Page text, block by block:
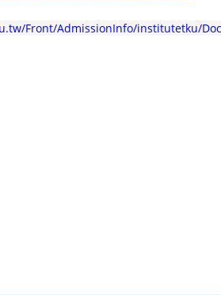
Front/AdmissionInfo/institutetku/